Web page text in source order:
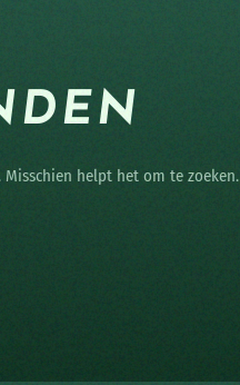
helpt het om te zoeken.